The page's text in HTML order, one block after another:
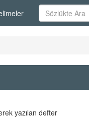
yazılan defter